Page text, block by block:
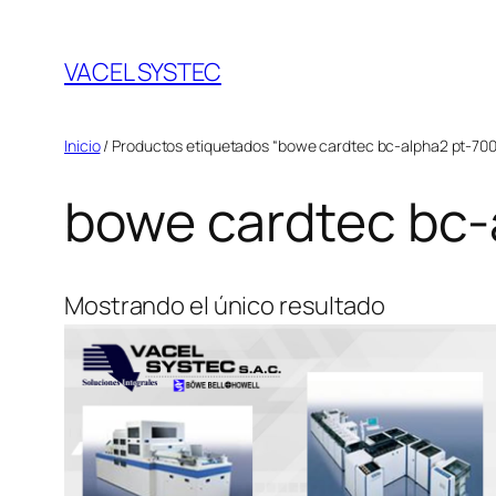
contenido
VACEL SYSTEC
Inicio/ Productos etiquetados “bowe cardtec bc-alpha2 pt-
bowe cardtec
Mostrando el único resultado